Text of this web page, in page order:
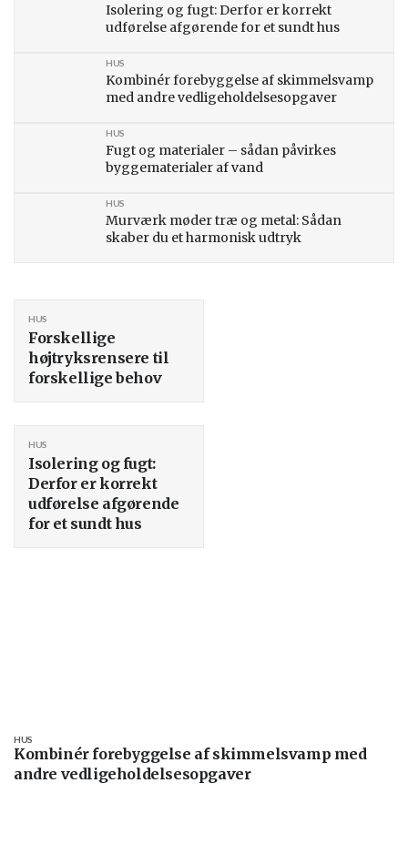
Isolering og fugt: Derfor er korrekt
udførelse afgørende for et sundt hus
Kombinér forebyggelse af skimmelsvamp
med andre vedligeholdelsesopgaver
HUS
Fugt og materialer – sådan påvirkes
byggematerialer af vand
HUS
Murværk møder træ og metal: Sådan
skaber du et harmonisk udtryk
HUS
Forskellige
højtryksrensere til
forskellige behov
HUS
Isolering og fugt:
Derfor er korrekt
udførelse afgørende
for et sundt hus
HUS
Kombinér forebyggelse af skimmelsvamp med
andre vedligeholdelsesopgaver
HUS